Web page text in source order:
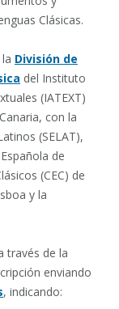
Clásicas.
División de
del Instituto
(IATEXT)
con la
(SELAT),
de
(CEC) de
y la
través de la
enviando
, indicando: